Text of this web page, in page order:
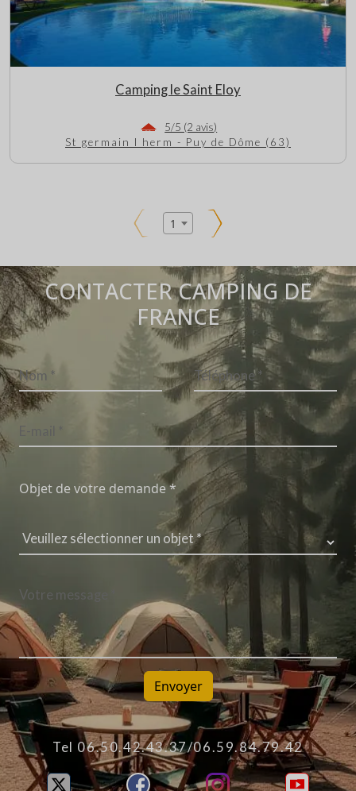
Camping le Saint Eloy
5/5 (2 avis)
St germain l herm - Puy de Dôme (63)
1
CONTACTER CAMPING DE
FRANCE
Objet de votre demande *
Envoyer
Tel 06.50.42.43.37/06.59.84.79.42